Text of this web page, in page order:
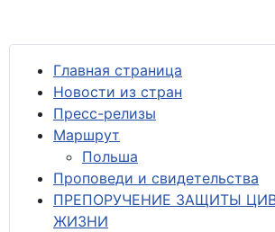
Главная страница
Новости из стран
Пресс-релизы
Маршрут
Польша
Проповеди и свидетельства
ПРЕПОРУЧЕНИЕ ЗАЩИТЫ
ЖИЗНИ